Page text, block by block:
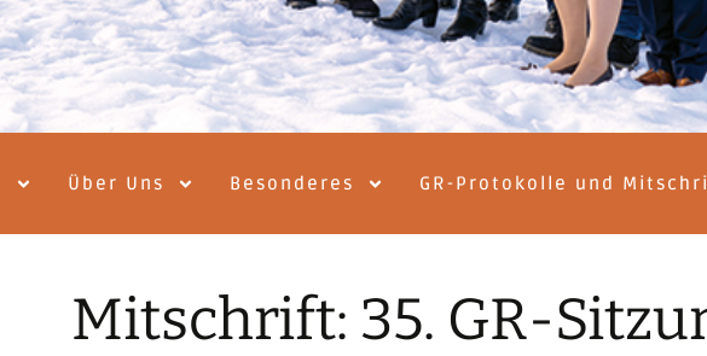
Über Uns Besonderes GR-Protokolle und
Mitschrift: 35. GR-